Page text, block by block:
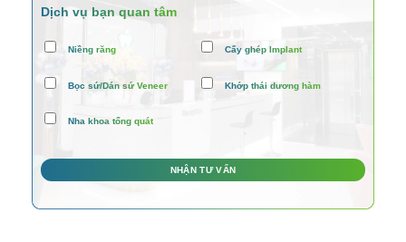
Dịch vụ bạn quan tâm
Niềng răng Cấy ghép Implant
Bọc sứ/Dán sứ Veneer Khớp thái dương hàm
Nha khoa tổng quát